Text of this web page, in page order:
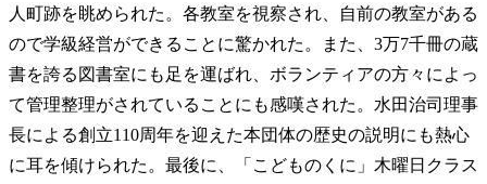
人町跡を眺められた。各教室を視察され、自前の教室がある
ので学級経営ができることに驚かれた。また、3万7千冊の蔵
書を誇る図書室にも足を運ばれ、ボランティアの方々によっ
て管理整理がされていることにも感嘆された。水田治司理事
長による創立110周年を迎えた本団体の歴史の説明にも熱心
に耳を傾けられた。最後に、「こどものくに」木曜日クラス